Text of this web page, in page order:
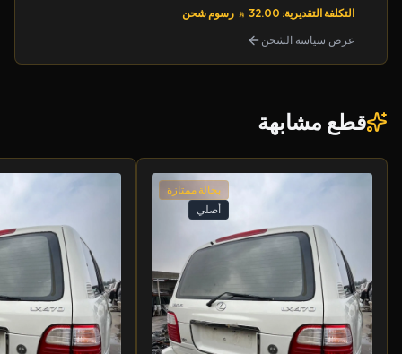
التكلفة التقديرية: 32.00
رسوم شحن
عرض سياسة الشحن
قطع مشابهة
بحالة ممتازة
أصلي